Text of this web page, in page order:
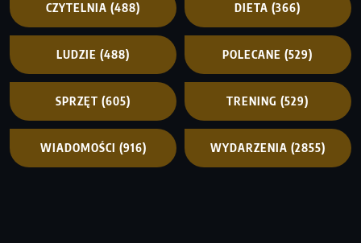
CZYTELNIA (488) DIETA (366)
LUDZIE (488) POLECANE (529)
SPRZĘT (605) TRENING (529)
WIADOMOŚCI (916) WYDARZENIA (2855)